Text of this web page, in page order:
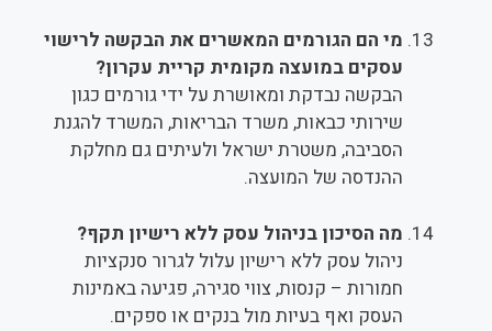
מי הם הגורמים המאשרים את הבקשה לרישוי
עסקים במועצה מקומית קריית עקרון?
הבקשה נבדקת ומאושרת על ידי גורמים כגון
שירותי כבאות, משרד הבריאות, המשרד להגנת
הסביבה, משטרת ישראל ולעיתים גם מחלקת
ההנדסה של המועצה.
מה הסיכון בניהול עסק ללא רישיון תקף?
ניהול עסק ללא רישיון עלול לגרור סנקציות
חמורות – קנסות, צווי סגירה, פגיעה באמינות
העסק ואף בעיות מול בנקים או ספקים.